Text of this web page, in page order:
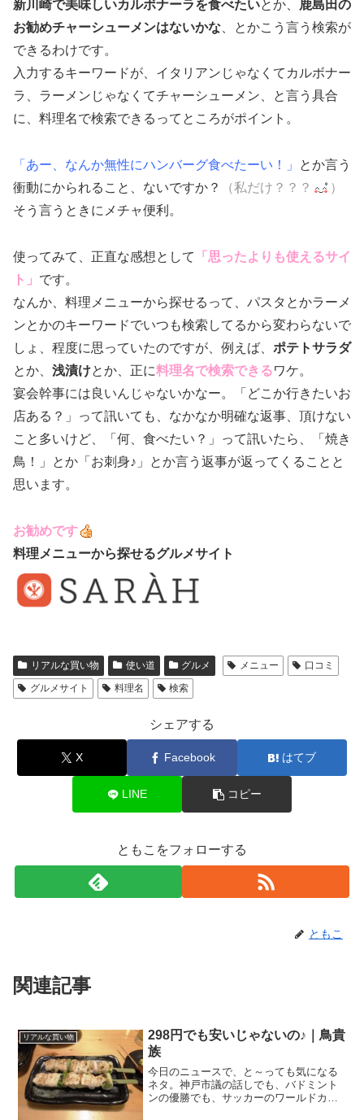
新川崎で美味しいカルボナーラを食べたいとか、
鹿島田の
お勧めチャーシューメンはないかな 、とかこう言う検索が
できるわけです。
入力するキーワードが、イタリアンじゃなくてカルボナー
ラ、ラーメンじゃなくてチャーシューメン、と言う具合
に、料理名で検索できるってところがポイント。
「あー、なんか無性にハンバーグ食べたーい！」
とか言う
衝動にかられること、ないですか？
（私だけ？？？
）
そう言うときにメチャ便利。
使ってみて、正直な感想として
「思ったよりも使えるサイ
ト」 です。
なんか、料理メニューから探せるって、パスタとかラーメ
ンとかのキーワードでいつも検索してるから変わらないで
しょ、程度に思っていたのですが、例えば、 ポテトサラダ
とか、 浅漬けとか、正に料理名で検索できるワケ。
宴会幹事には良いんじゃないかなー。「どこか行きたいお
店ある？」って訊いても、なかなか明確な返事、頂けない
こと多いけど、「何、食べたい？」って訊いたら、「焼き
鳥！」とか「お刺身♪」とか言う返事が返ってくることと
思います。
お勧めです
料理メニューから探せるグルメサイト
リアルな買い物 使い道 グルメ メニュー
口コミ
グルメサイト
料理名 検索
シェアする
X Facebook はてブ
LINE コピー
ともこをフォローする
ともこ
関連記事
リアルな買い物
298円でも安いじゃないの♪｜鳥貴
族
今日のニュースで、と～っても気になる
ネタ。神戸市議の話しでも、バドミント
ンの優勝でも、サッカーのワールドカッ